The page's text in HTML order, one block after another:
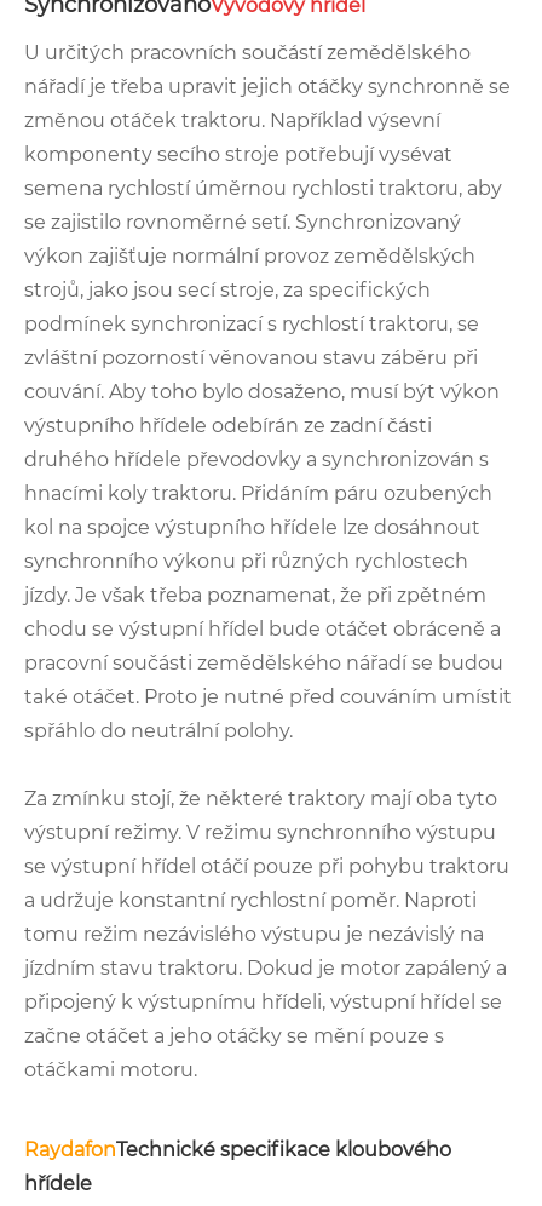
Vývodový hřídel
U určitých pracovních součástí zemědělského
nářadí je třeba upravit jejich otáčky synchronně se
změnou otáček traktoru. Například výsevní
komponenty secího stroje potřebují vysévat
semena rychlostí úměrnou rychlosti traktoru, aby
se zajistilo rovnoměrné setí. Synchronizovaný
výkon zajišťuje normální provoz zemědělských
strojů, jako jsou secí stroje, za specifických
podmínek synchronizací s rychlostí traktoru, se
zvláštní pozorností věnovanou stavu záběru při
couvání. Aby toho bylo dosaženo, musí být výkon
výstupního hřídele odebírán ze zadní části
druhého hřídele převodovky a synchronizován s
hnacími koly traktoru. Přidáním páru ozubených
kol na spojce výstupního hřídele lze dosáhnout
synchronního výkonu při různých rychlostech
jízdy. Je však třeba poznamenat, že při zpětném
chodu se výstupní hřídel bude otáčet obráceně a
pracovní součásti zemědělského nářadí se budou
také otáčet. Proto je nutné před couváním umístit
spřáhlo do neutrální polohy.
Za zmínku stojí, že některé traktory mají oba tyto
výstupní režimy. V režimu synchronního výstupu
se výstupní hřídel otáčí pouze při pohybu traktoru
a udržuje konstantní rychlostní poměr. Naproti
tomu režim nezávislého výstupu je nezávislý na
jízdním stavu traktoru. Dokud je motor zapálený a
připojený k výstupnímu hřídeli, výstupní hřídel se
začne otáčet a jeho otáčky se mění pouze s
otáčkami motoru.
RaydafonTechnické specifikace kloubového
hřídele